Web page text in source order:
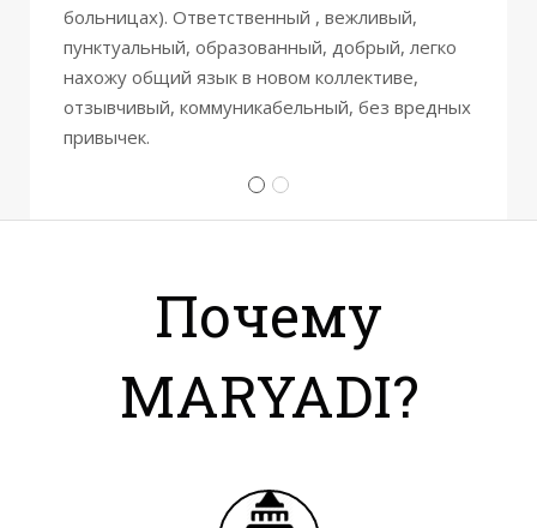
больницах). Ответственный , вежливый,
пунктуальный, образованный, добрый, легко
нахожу общий язык в новом коллективе,
отзывчивый, коммуникабельный, без вредных
привычек.
Почему
MARYADI?